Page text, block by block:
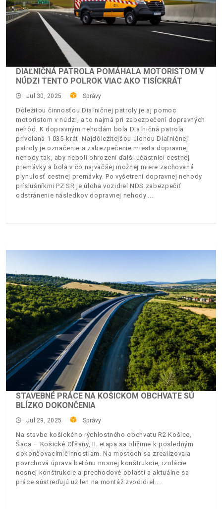
DIAĽNIČNÁ PATROLA POMÁHALA MOTORISTOM V
NÚDZI TENTO POLROK VIAC AKO TISÍCKRÁT
Jul 30, 2025 Správy
Dôležitou činnosťou Diaľničnej patroly je aj pomoc
motoristom v núdzi, a to najmä pri zabezpečení dopravných
nehôd. K dopravným nehodám bola Diaľničná patrola
privolaná 1 035-krát. Najdôležitejšou úlohou Diaľničnej
patroly je označenie a zabezpečenie miesta dopravnej
nehody tak, aby neboli ohrození ďalší účastníci cestnej
premávky a bola v čo najväčšej možnej miere zachovaná
plynulosť cestnej premávky. Po vyšetrení dopravnej nehody
príslušníkmi PZ SR je úloha vozidiel NDS zabezpečiť
odstránenie následkov dopravnej nehody.
STAVEBNÉ PRÁCE NA KOŠICKOM OBCHVATE SÚ
BLÍZKO DOKONČENIA
Jul 29, 2025 Správy
Na stavbe košického rýchlostného obchvatu R2 Košice,
Šaca – Košické Oľšany, II. etapa sa blížime k posledným
dokončovacím činnostiam. Na mostoch sa zrealizovala
povrchová úprava betónu nosnej konštrukcie, izolácie
nosnej konštrukcie a prechodové oblasti a aktuálne sa
práce sústreďujú už len na montáž zvodidiel.